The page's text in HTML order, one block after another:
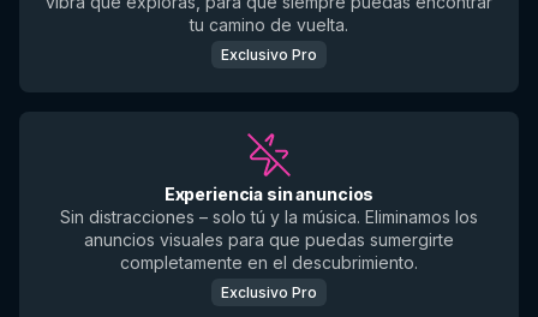
tu camino de vuelta.
Exclusivo Pro
Experiencia sin anuncios
Sin distracciones – solo tú y la música. Eliminamos los
anuncios visuales para que puedas sumergirte
completamente en el descubrimiento.
Exclusivo Pro